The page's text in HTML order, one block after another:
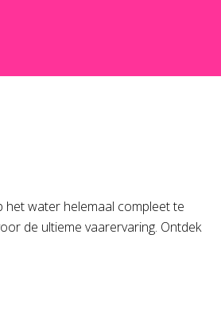
het water helemaal compleet te
de ultieme vaarervaring. Ontdek